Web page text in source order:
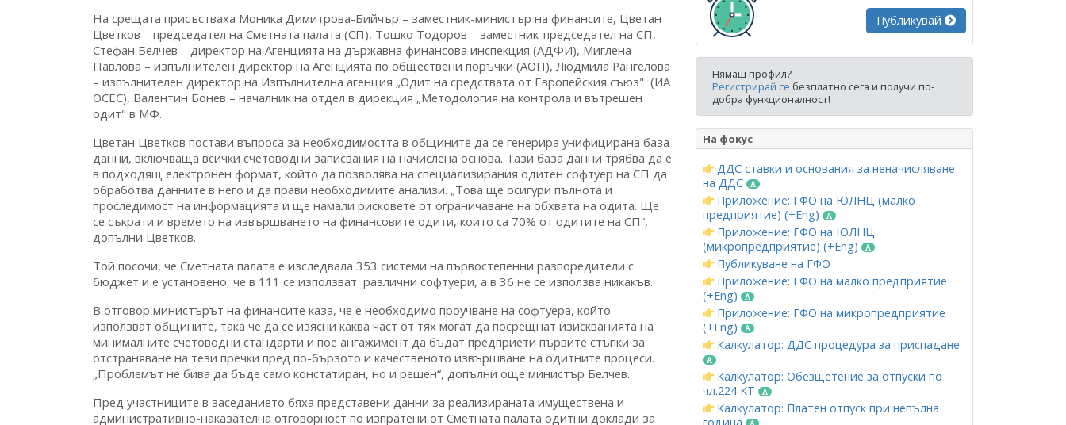
На срещата присъстваха Моника Димитрова-Бийчър – заместник-министър на финансите, Цветан
Цветков – председател на Сметната палата (СП), Тошко Тодоров – заместник-председател на СП,
Стефан Белчев – директор на Агенцията на държавна финансова инспекция (АДФИ), Миглена
Павлова – изпълнителен директор на Агенцията по обществени поръчки (АОП), Людмила Рангелова
– изпълнителен директор на Изпълнителна агенция „Одит на средствата от Европейския съюз" (ИА
ОСЕС), Валентин Бонев – началник на отдел в дирекция „Методология на контрола и вътрешен
одит" в МФ.
Цветан Цветков постави въпроса за необходимостта в общините да се генерира унифицирана база
данни, включваща всички счетоводни записвания на начислена основа. Тази база данни трябва да е
в подходящ електронен формат, който да позволява на специализирания одитен софтуер на СП да
обработва данните в него и да прави необходимите анализи. „Това ще осигури пълнота и
проследимост на информацията и ще намали рисковете от ограничаване на обхвата на одита. Ще
се съкрати и времето на извършването на финансовите одити, които са 70% от одитите на СП“,
допълни Цветков.
Той посочи, че Сметната палата е изследвала 353 системи на първостепенни разпоредители с
бюджет и е установено, че в 111 се използват различни софтуери, а в 36 не се използва никакъв.
В отговор министърът на финансите каза, че е необходимо проучване на софтуера, който
използват общините, така че да се изясни каква част от тях могат да посрещнат изискванията на
минималните счетоводни стандарти и пое ангажимент да бъдат предприети първите стъпки за
отстраняване на тези пречки пред по-бързото и качественото извършване на одитните процеси.
„Проблемът не бива да бъде само констатиран, но и решен“, допълни още министър Белчев.
Пред участниците в заседанието бяха представени данни за реализираната имуществена и
административно-наказателна отговорност по изпратени от Сметната палата одитни доклади за
Публикувай
Нямаш профил?
Регистрирай се безплатно сега и получи по-
добра функционалност!
На фокус
ДДС ставки и основания за неначисляване
на ДДС
Приложение: ГФО на ЮЛНЦ (малко
предприятие) (+Eng)
Приложение: ГФО на ЮЛНЦ
(микропредприятие) (+Eng)
Публикуване на ГФО
Приложение: ГФО на малко предприятие
(+Eng)
Приложение: ГФО на микропредприятие
(+Eng)
Калкулатор: ДДС процедура за приспадане
Калкулатор: Обезщетение за отпуски по
чл.224 КТ
Калкулатор: Платен отпуск при непълна